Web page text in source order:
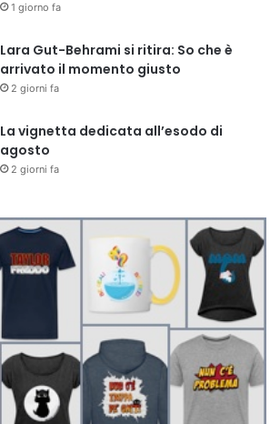
1 giorno fa
Lara Gut-Behrami si ritira: So che è
arrivato il momento giusto
2 giorni fa
La vignetta dedicata all’esodo di
agosto
2 giorni fa